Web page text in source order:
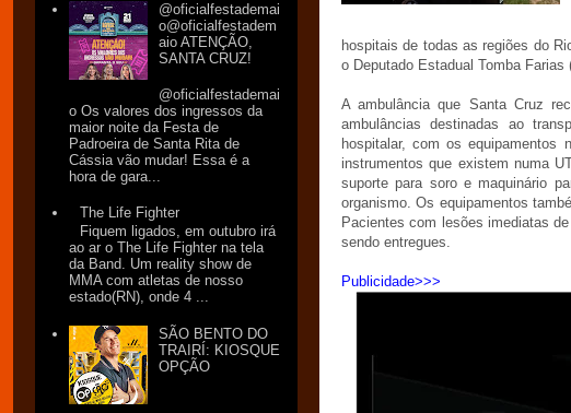
hospitais de todas as regiões do
o Deputado Estadual Tomba
A ambulância que Santa Cruz
ambulâncias destinadas ao
hospitalar, com os equipamentos
instrumentos que existem numa
suporte para soro e maquinário
organismo. Os equipamentos
Pacientes com lesões imediatas
sendo entregues.
Publicidade>>>
@oficialfestademai
o@oficialfestadem
aio ATENÇÃO,
SANTA CRUZ!
@oficialfestademai
o Os valores dos ingressos da
maior noite da Festa de
Padroeira de Santa Rita de
Cássia vão mudar! Essa é a
hora de gara...
The Life Fighter
Fiquem ligados, em outubro irá
ao ar o The Life Fighter na tela
da Band. Um reality show de
MMA com atletas de nosso
estado(RN), onde 4 ...
SÃO BENTO DO
TRAIRÍ: KIOSQUE
OPÇÃO